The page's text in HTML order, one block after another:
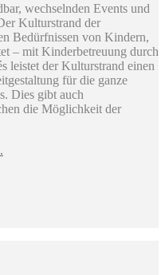
wechselnden Events und
Kulturstrand der
Bedürfnissen von Kindern,
– mit Kinderbetreuung durch
leistet der Kulturstrand einen
für die ganze
Dies gibt auch
die Möglichkeit der
.